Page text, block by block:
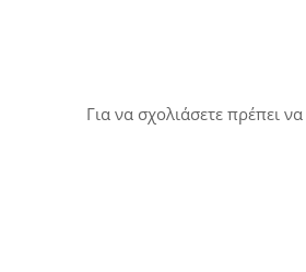
Για να σχολιάσετε πρέπει να